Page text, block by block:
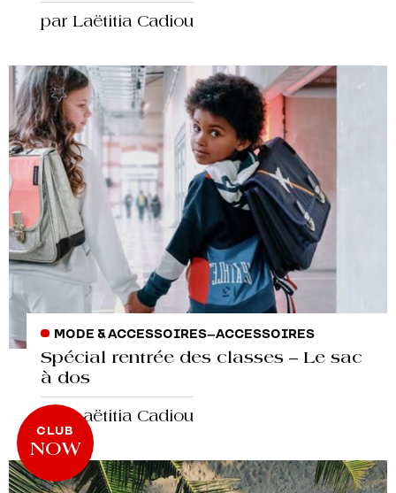
par Laëtitia Cadiou
MODE & ACCESSOIRES–ACCESSOIRES
Spécial rentrée des classes – Le sac
à dos
par Laëtitia Cadiou
CLUB
NOW